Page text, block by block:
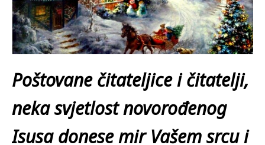
Poštovane čitateljice i čitatelji,
neka svjetlost novorođenog
Isusa donese mir Vašem srcu i